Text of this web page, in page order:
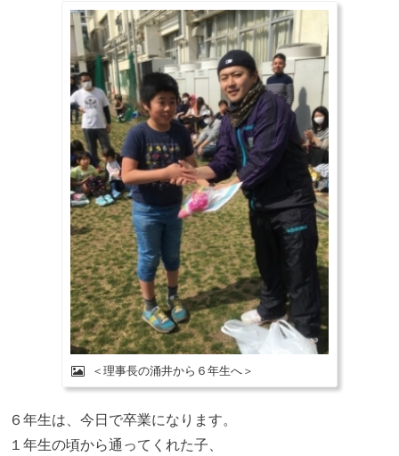
＜理事長の涌井から６年生へ＞
６年生は、今日で卒業になります。
１年生の頃から通ってくれた子、